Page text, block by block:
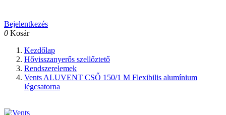
Bejelentkezés
0 Kosár
Kezdőlap
Hővisszanyerős szellőztető
Rendszerelemek
Vents ALUVENT CSŐ 150/1 M Flexibilis alumínium
légcsatorna